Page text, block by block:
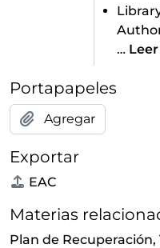
…
Portapapeles
Agregar
Exportar
EAC
Materias
Plan de